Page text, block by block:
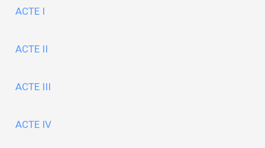
ACTE I
ACTE II
ACTE III
ACTE IV